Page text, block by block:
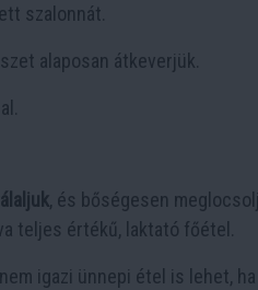
szalonnát.
alaposan átkeverjük.
, és bőségesen
teljes értékű, laktató főétel.
igazi ünnepi étel is lehet,